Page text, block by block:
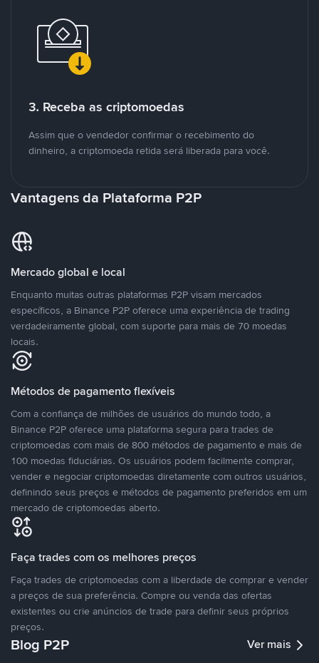
3. Receba as criptomoedas
Assim que o vendedor confirmar o recebimento do
dinheiro, a criptomoeda retida será liberada para você.
Vantagens da Plataforma P2P
Mercado global e local
Enquanto muitas outras plataformas P2P visam mercados
específicos, a Binance P2P oferece uma experiência de trading
verdadeiramente global, com suporte para mais de 70 moedas
locais.
Métodos de pagamento flexíveis
Com a confiança de milhões de usuários do mundo todo, a
Binance P2P oferece uma plataforma segura para trades de
criptomoedas com mais de 800 métodos de pagamento e mais de
100 moedas fiduciárias. Os usuários podem facilmente comprar,
vender e negociar criptomoedas diretamente com outros usuários,
definindo seus preços e métodos de pagamento preferidos em um
mercado de criptomoedas aberto.
Faça trades com os melhores preços
Faça trades de criptomoedas com a liberdade de comprar e vender
a preços de sua preferência. Compre ou venda das ofertas
existentes ou crie anúncios de trade para definir seus próprios
preços.
Blog P2P Ver mais